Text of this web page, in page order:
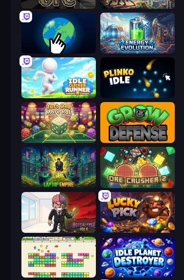
More Ore Llama Legends
Planet Clicker 2 Energy Evolution
Idle Clicker Runner Plinko Idle
Just One More Roll Grow Defense
Laptop Empire OreCrusher 2
Rotcalypse: Idle Incremental Lucky Pick
Idle Breakout Idle Planet Destroyer